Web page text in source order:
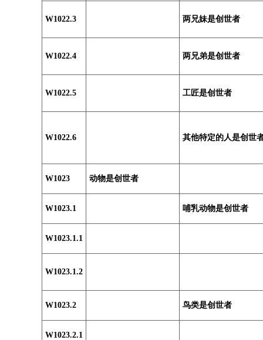
W1022.3 两兄妹是创世者
W1022.4 两兄弟是创世者
W1022.5 工匠是创世者
W1022.6 其他特定的人是创世
W1023 动物是创世者
W1023.1 哺乳动物是创世者
W1023.1.1
W1023.1.2
W1023.2 鸟类是创世者
W1023.2.1